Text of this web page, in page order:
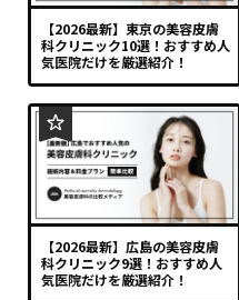
【2026最新】東京の美容皮膚
科クリニック10選！おすすめ人
気医院だけを厳選紹介！
【2026最新】広島の美容皮膚
科クリニック9選！おすすめ人
気医院だけを厳選紹介！